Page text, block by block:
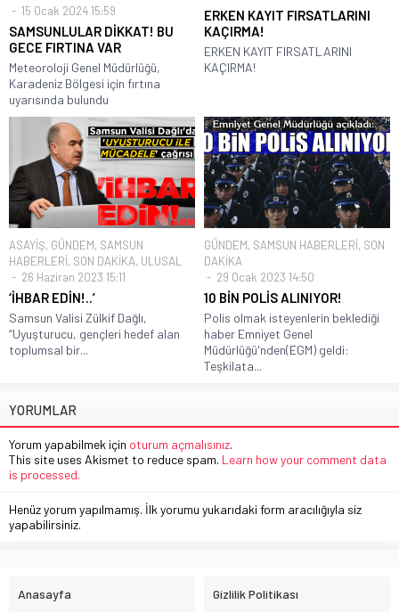
15 Ocak 2024 15:59
SAMSUNLULAR DİKKAT! BU
GECE FIRTINA VAR
Meteoroloji Genel Müdürlüğü,
Karadeniz Bölgesi için fırtına
uyarısında bulundu
ERKEN KAYIT FIRSATLARINI
KAÇIRMA!
ERKEN KAYIT FIRSATLARINI
KAÇIRMA!
ASAYİŞ, GÜNDEM, SAMSUN
HABERLERİ, SON DAKİKA, ULUSAL
26 Haziran 2023 15:11
‘İHBAR EDİN!..’
Samsun Valisi Zülkif Dağlı,
“Uyuşturucu, gençleri hedef alan
toplumsal bir...
GÜNDEM, SAMSUN HABERLERİ, SON
DAKİKA
29 Ocak 2023 14:50
10 BİN POLİS ALINIYOR!
Polis olmak isteyenlerin beklediği
haber Emniyet Genel
Müdürlüğü'nden(EGM) geldi:
Teşkilata...
YORUMLAR
Yorum yapabilmek için oturum açmalısınız.
This site uses Akismet to reduce spam. Learn how your comment data
is processed.
Henüz yorum yapılmamış. İlk yorumu yukarıdaki form aracılığıyla siz
yapabilirsiniz.
Anasayfa Gizlilik Politikası